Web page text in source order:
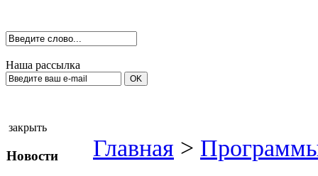
Наша рассылка
закрыть
Новости Главная >